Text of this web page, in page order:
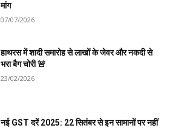
मांग
07/07/2026
हाथरस में शादी समारोह से लाखों के जेवर और नकदी से
भरा बैग चोरी 🚨
23/02/2026
नई GST दरें 2025: 22 सितंबर से इन सामानों पर नहीं